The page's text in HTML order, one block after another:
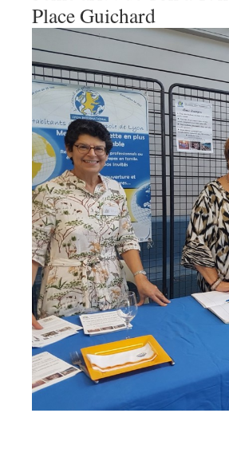
Place Guichard